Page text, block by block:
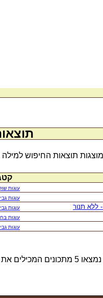
מוצגות תוצאות החיפוש למילה
עוגות
עוגות
ללא תנור עוגות
עוגות
עוגות
המכילים את המילה